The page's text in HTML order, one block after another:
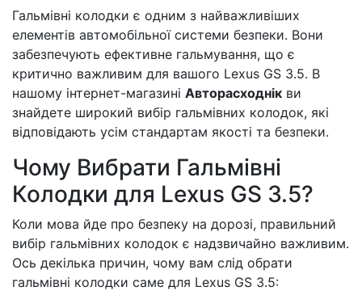
Гальмівні колодки є одним з найважливіших
елементів автомобільної системи безпеки. Вони
забезпечують ефективне гальмування, що є
критично важливим для вашого Lexus GS 3.5. В
нашому інтернет-магазині Авторасходнік ви
знайдете широкий вибір гальмівних колодок, які
відповідають усім стандартам якості та безпеки.
Чому Вибрати Гальмівні
Колодки для Lexus GS 3.5?
Коли мова йде про безпеку на дорозі, правильний
вибір гальмівних колодок є надзвичайно важливим.
Ось декілька причин, чому вам слід обрати
гальмівні колодки саме для Lexus GS 3.5: